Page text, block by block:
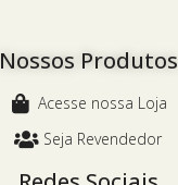
Nossos Produtos
Acesse nossa Loja
Seja Revendedor